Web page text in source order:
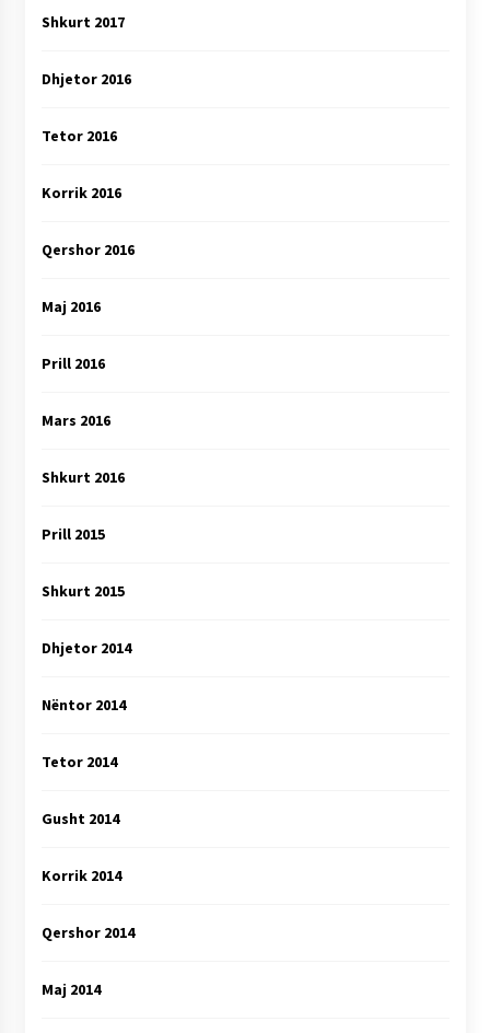
Shkurt 2017
Dhjetor 2016
Tetor 2016
Korrik 2016
Qershor 2016
Maj 2016
Prill 2016
Mars 2016
Shkurt 2016
Prill 2015
Shkurt 2015
Dhjetor 2014
Nëntor 2014
Tetor 2014
Gusht 2014
Korrik 2014
Qershor 2014
Maj 2014